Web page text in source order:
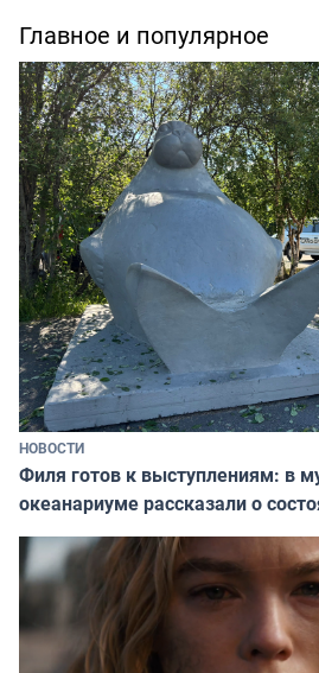
Главное и популярное
НОВОСТИ
Филя готов к выступлениям: в
океанариуме рассказали о